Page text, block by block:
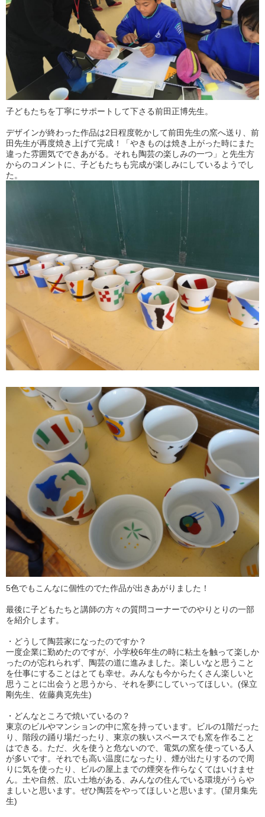
子どもたちを丁寧にサポートして下さる前田正博先生。
デザインが終わった作品は2日程度乾かして前田先生の窯へ送り、前
田先生が再度焼き上げて完成！「やきものは焼き上がった時にまた
違った雰囲気でできあがる。それも陶芸の楽しみの一つ」と先生方
からのコメントに、子どもたちも完成が楽しみにしているようでし
た。
5色でもこんなに個性のでた作品が出きあがりました！
最後に子どもたちと講師の方々の質問コーナーでのやりとりの一部
を紹介します。
・どうして陶芸家になったのですか？
一度企業に勤めたのですが、小学校6年生の時に粘土を触って楽しか
ったのが忘れられず、陶芸の道に進みました。楽しいなと思うこと
を仕事にすることはとても幸せ。みんなも今からたくさん楽しいと
思うことに出会うと思うから、それを夢にしていってほしい。(保立
剛先生、佐藤典克先生)
・どんなところで焼いているの？
東京のビルやマンションの中に窯を持っています。ビルの1階だった
り、階段の踊り場だったり、東京の狭いスペースでも窯を作ること
はできる。ただ、火を使うと危ないので、電気の窯を使っている人
が多いです。それでも高い温度になったり、煙が出たりするので周
りに気を使ったり、ビルの屋上までの煙突を作らなくてはいけませ
ん。土や自然、広い土地がある、みんなの住んでいる環境がうらや
ましいと思います。ぜひ陶芸をやってほしいと思います。(望月集先
生)